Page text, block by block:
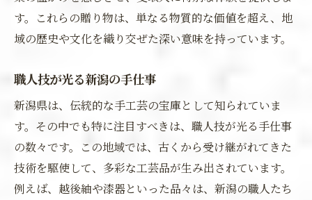
す。これらの贈り物は、単なる物質的な価値を超え、地
域の歴史や文化を織り交ぜた深い意味を持っています。
職人技が光る新潟の手仕事
新潟県は、伝統的な手工芸の宝庫として知られていま
す。その中でも特に注目すべきは、職人技が光る手仕事
の数々です。この地域では、古くから受け継がれてきた
技術を駆使して、多彩な工芸品が生み出されています。
例えば、越後紬や漆器といった品々は、新潟の職人たち